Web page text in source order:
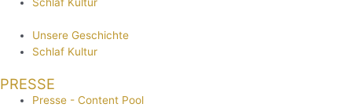
Schlaf Kultur
Unsere Geschichte
Schlaf Kultur
PRESSE
Presse - Content Pool